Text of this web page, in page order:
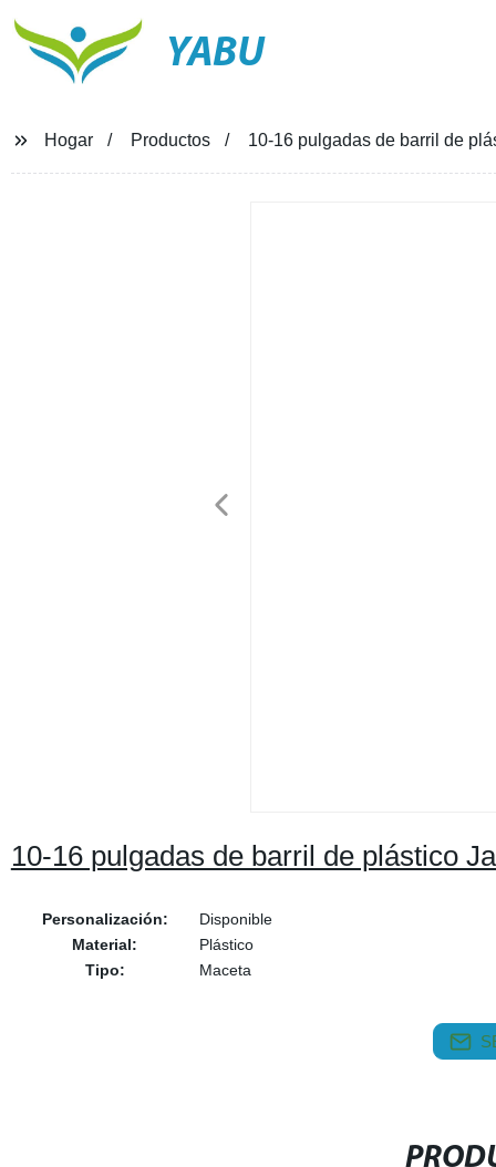
YABU
Hogar Productos 10-16 pulgadas de barril de
10-16 pulgadas de barril de plástico
Personalización:
Disponible
Material:
Plástico
Tipo:
Maceta